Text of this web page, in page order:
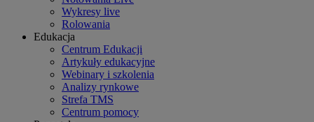
Wykresy live
Rolowania
Edukacja
Centrum Edukacji
Artykuły edukacyjne
Webinary i szkolenia
Analizy rynkowe
Strefa TMS
Centrum pomocy